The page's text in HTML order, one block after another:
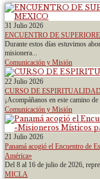
31 Julio 2026
ENCUENTRO DE
Durante estos días estuvimos
misionera...
Comunicación y Misión
22 Julio 2026
CURSO DE
¡Acompáñanos en este camino de
Comunicación y Misión
21 Julio 2026
Panamá acogió el Encuentro de
América»
Del 8 al 16 de julio de 2026,
MICLA